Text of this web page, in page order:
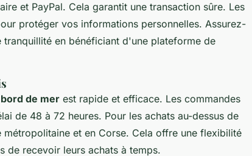
et PayPal. Cela garantit une transaction sûre. Les
protéger vos informations personnelles. Assurez-
en bénéficiant d'une plateforme de
de mer est rapide et efficace. Les commandes
de 48 à 72 heures. Pour les achats au-dessus de
et en Corse. Cela offre une flexibilité
de recevoir leurs achats à temps.